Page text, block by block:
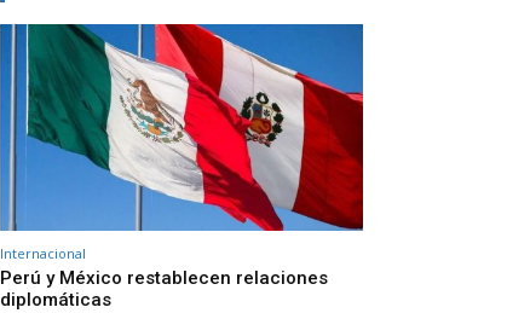
Internacional
Perú y México restablecen relaciones
diplomáticas